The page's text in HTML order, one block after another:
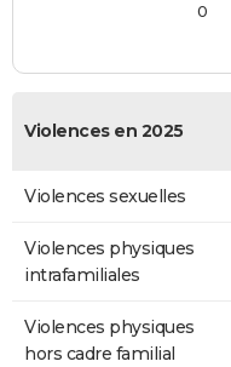
0
Violences en 2025
Violences sexuelles
Violences physiques
intrafamiliales
Violences physiques
hors cadre familial